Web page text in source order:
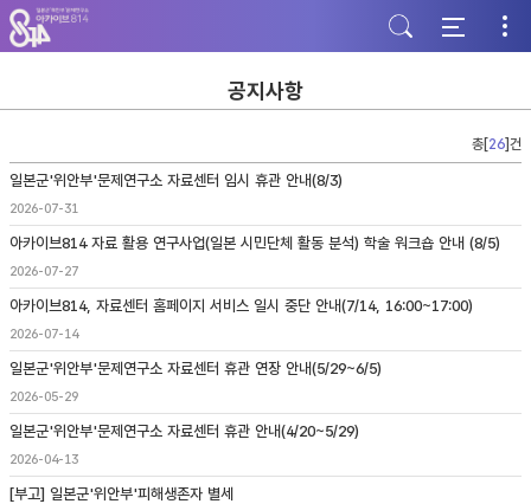
주
메
뉴
가
본
문
바
기
하
단
바
기
공지사항
총[26]건
일본군'위안부'문제연구소 자료센터 임시 휴관 안내(8/3)
2026-07-31
아카이브814 자료 활용 연구사업(일본 시민단체 활동 분석) 학술 워크숍 안내 (8/5)
2026-07-27
아카이브814, 자료센터 홈페이지 서비스 일시 중단 안내(7/14, 16:00~17:00)
2026-07-14
일본군'위안부'문제연구소 자료센터 휴관 연장 안내(5/29~6/5)
2026-05-29
일본군'위안부'문제연구소 자료센터 휴관 안내(4/20~5/29)
2026-04-13
[부고] 일본군'위안부'피해생존자 별세